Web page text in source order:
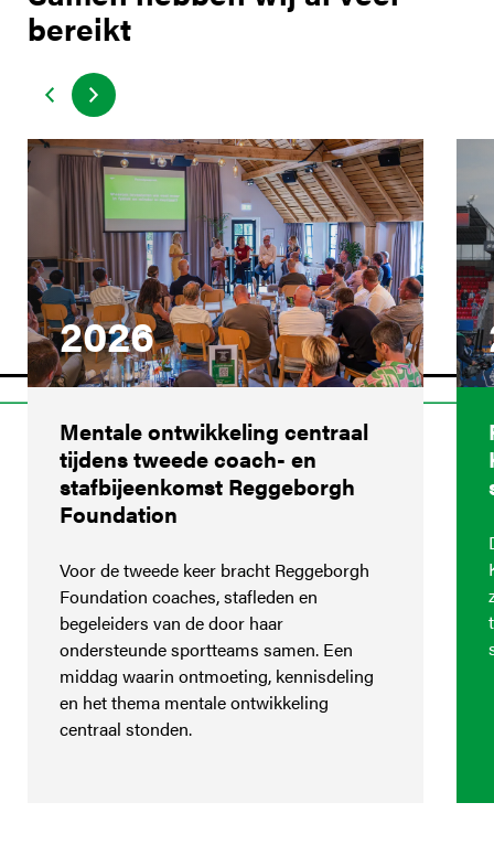
bereikt
2026
Mentale ontwikkeling centraal
tijdens tweede coach- en
stafbijeenkomst Reggeborgh
Foundation
Voor de tweede keer bracht Reggeborgh
Foundation coaches, stafleden en
begeleiders van de door haar
ondersteunde sportteams samen. Een
middag waarin ontmoeting, kennisdeling
en het thema mentale ontwikkeling
centraal stonden.